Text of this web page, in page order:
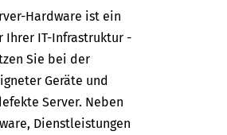
Hardware ist ein
Ihrer IT-Infrastruktur -
Sie bei der
Geräte und
Server. Neben
Dienstleistungen